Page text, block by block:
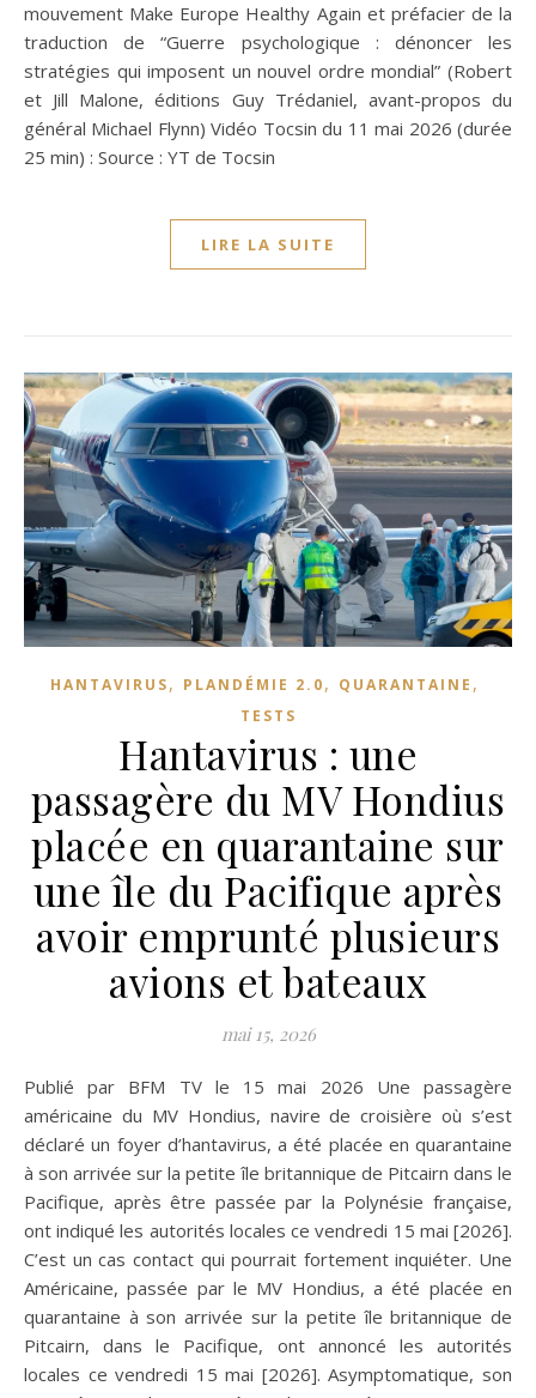
mouvement Make Europe Healthy Again et préfacier de la
traduction de “Guerre psychologique : dénoncer les
stratégies qui imposent un nouvel ordre mondial” (Robert
et Jill Malone, éditions Guy Trédaniel, avant-propos du
général Michael Flynn) Vidéo Tocsin du 11 mai 2026 (durée
25 min) : Source : YT de Tocsin
LIRE LA SUITE
HANTAVIRUS, PLANDÉMIE 2.0, QUARANTAINE ,
TESTS
Hantavirus : une
passagère du MV Hondius
placée en quarantaine sur
une île du Pacifique après
avoir emprunté plusieurs
avions et bateaux
mai 15, 2026
Publié par BFM TV le 15 mai 2026 Une passagère
américaine du MV Hondius, navire de croisière où s’est
déclaré un foyer d’hantavirus, a été placée en quarantaine
à son arrivée sur la petite île britannique de Pitcairn dans le
Pacifique, après être passée par la Polynésie française,
ont indiqué les autorités locales ce vendredi 15 mai [2026].
C’est un cas contact qui pourrait fortement inquiéter. Une
Américaine, passée par le MV Hondius, a été placée en
quarantaine à son arrivée sur la petite île britannique de
Pitcairn, dans le Pacifique, ont annoncé les autorités
locales ce vendredi 15 mai [2026]. Asymptomatique, son